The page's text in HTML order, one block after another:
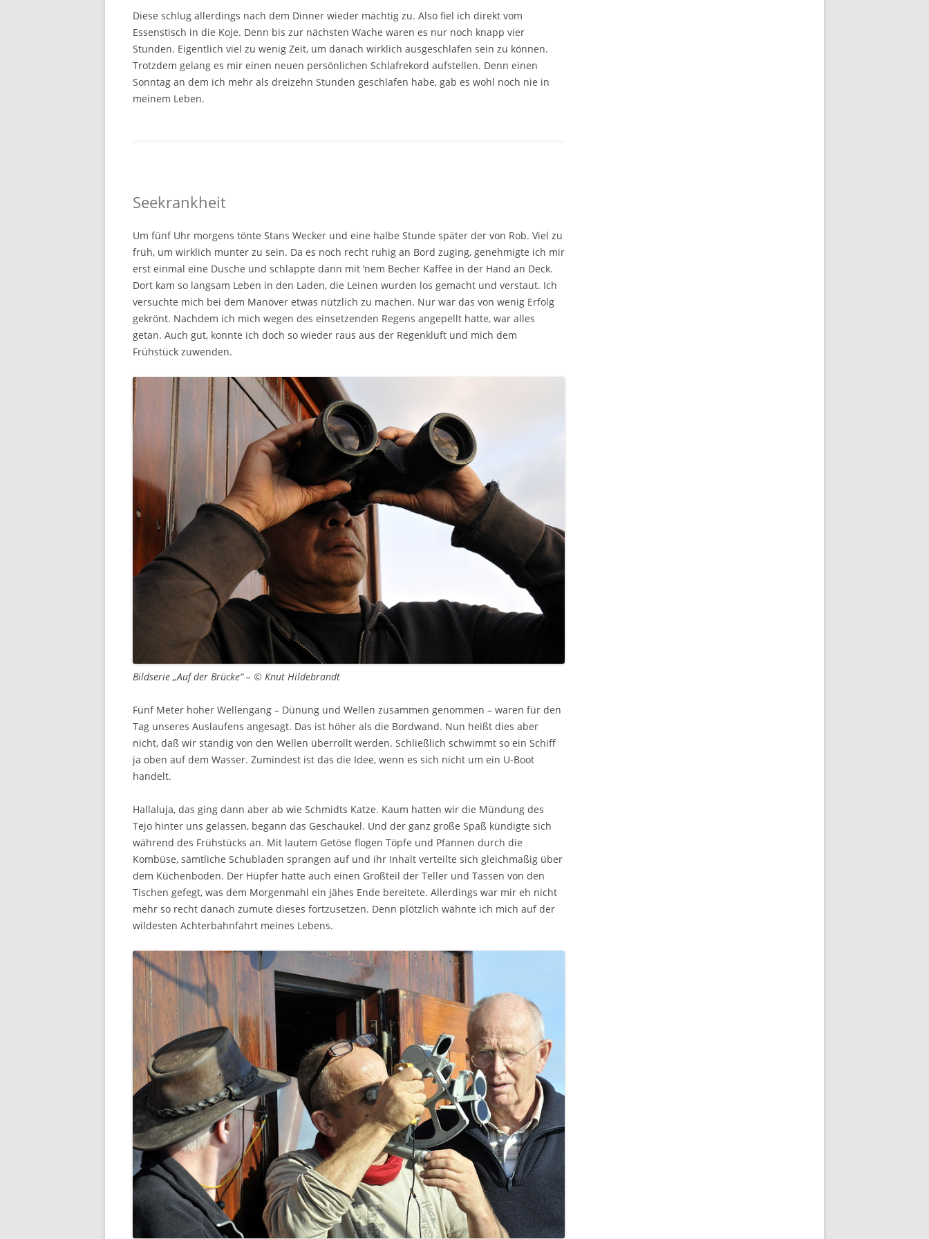
Diese schlug allerdings nach dem Dinner wieder mächtig zu. Also fiel ich direkt vom
Essenstisch in die Koje. Denn bis zur nächsten Wache waren es nur noch knapp vier
Stunden. Eigentlich viel zu wenig Zeit, um danach wirklich ausgeschlafen sein zu können.
Trotzdem gelang es mir einen neuen persönlichen Schlafrekord aufstellen. Denn einen
Sonntag an dem ich mehr als dreizehn Stunden geschlafen habe, gab es wohl noch nie in
meinem Leben.
Seekrankheit
Um fünf Uhr morgens tönte Stans Wecker und eine halbe Stunde später der von Rob. Viel zu
früh, um wirklich munter zu sein. Da es noch recht ruhig an Bord zuging, genehmigte ich mir
erst einmal eine Dusche und schlappte dann mit ’nem Becher Kaffee in der Hand an Deck.
Dort kam so langsam Leben in den Laden, die Leinen wurden los gemacht und verstaut. Ich
versuchte mich bei dem Manöver etwas nützlich zu machen. Nur war das von wenig Erfolg
gekrönt. Nachdem ich mich wegen des einsetzenden Regens angepellt hatte, war alles
getan. Auch gut, konnte ich doch so wieder raus aus der Regenkluft und mich dem
Frühstück zuwenden.
Bildserie „Auf der Brücke“ – © Knut Hildebrandt
Fünf Meter hoher Wellengang – Dünung und Wellen zusammen genommen – waren für den
Tag unseres Auslaufens angesagt. Das ist höher als die Bordwand. Nun heißt dies aber
nicht, daß wir ständig von den Wellen überrollt werden. Schließlich schwimmt so ein Schiff
ja oben auf dem Wasser. Zumindest ist das die Idee, wenn es sich nicht um ein U-Boot
handelt.
Hallaluja, das ging dann aber ab wie Schmidts Katze. Kaum hatten wir die Mündung des
Tejo hinter uns gelassen, begann das Geschaukel. Und der ganz große Spaß kündigte sich
während des Frühstücks an. Mit lautem Getöse flogen Töpfe und Pfannen durch die
Kombüse, sämtliche Schubladen sprangen auf und ihr Inhalt verteilte sich gleichmaßig über
dem Küchenboden. Der Hüpfer hatte auch einen Großteil der Teller und Tassen von den
Tischen gefegt, was dem Morgenmahl ein jähes Ende bereitete. Allerdings war mir eh nicht
mehr so recht danach zumute dieses fortzusetzen. Denn plötzlich wähnte ich mich auf der
wildesten Achterbahnfahrt meines Lebens.